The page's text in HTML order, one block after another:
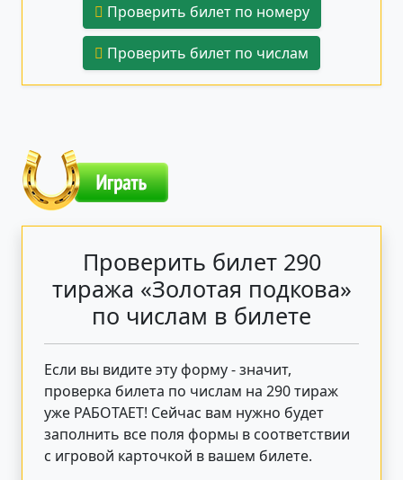
Проверить билет по номеру
Проверить билет по числам
Проверить билет 290
тиража «Золотая подкова»
по числам в билете
Если вы видите эту форму - значит,
проверка билета по числам на 290 тираж
уже РАБОТАЕТ! Сейчас вам нужно будет
заполнить все поля формы в соответствии
с игровой карточкой в вашем билете.